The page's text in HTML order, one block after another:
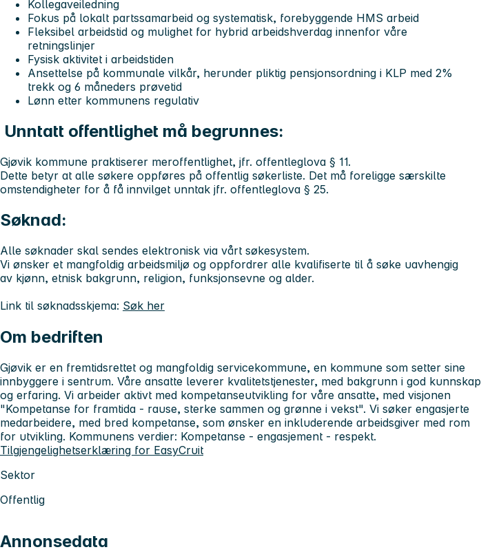
Kollegaveiledning
Fokus på lokalt partssamarbeid og systematisk, forebyggende HMS arbeid
Fleksibel arbeidstid og mulighet for hybrid arbeidshverdag innenfor våre
retningslinjer
Fysisk aktivitet i arbeidstiden
Ansettelse på kommunale vilkår, herunder pliktig pensjonsordning i KLP med 2%
trekk og 6 måneders prøvetid
Lønn etter kommunens regulativ
Unntatt offentlighet må begrunnes:
Gjøvik kommune praktiserer meroffentlighet, jfr. offentleglova § 11.
Dette betyr at alle søkere oppføres på offentlig søkerliste. Det må foreligge særskilte
omstendigheter for å få innvilget unntak jfr. offentleglova § 25.
Søknad:
Alle søknader skal sendes elektronisk via vårt søkesystem.
Vi ønsker et mangfoldig arbeidsmiljø og oppfordrer alle kvalifiserte til å søke uavhengig
av kjønn, etnisk bakgrunn, religion, funksjonsevne og alder.
Link til søknadsskjema: Søk her
Om bedriften
Gjøvik er en fremtidsrettet og mangfoldig servicekommune, en kommune som setter sine
innbyggere i sentrum. Våre ansatte leverer kvalitetstjenester, med bakgrunn i god kunnskap
og erfaring. Vi arbeider aktivt med kompetanseutvikling for våre ansatte, med visjonen
"Kompetanse for framtida - rause, sterke sammen og grønne i vekst". Vi søker engasjerte
medarbeidere, med bred kompetanse, som ønsker en inkluderende arbeidsgiver med rom
for utvikling. Kommunens verdier: Kompetanse - engasjement - respekt.
Tilgjengelighetserklæring for EasyCruit
Sektor
Offentlig
Annonsedata